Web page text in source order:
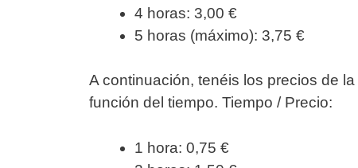
4 horas: 3,00 €
5 horas (máximo): 3,75 €
A continuación, tenéis los precios de la
función del tiempo. Tiempo / Precio:
1 hora: 0,75 €